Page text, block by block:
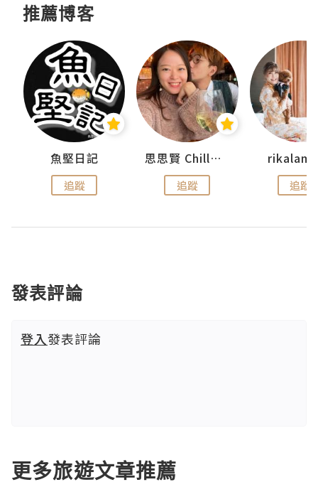
推薦博客
魚堅日記
追蹤
思思賢 ChillMyBabe
追蹤 追蹤
發表評論
登入發表評論
更多旅遊文章推薦